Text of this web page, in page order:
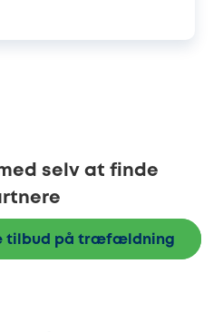
selv at finde
tilbud på træfældning